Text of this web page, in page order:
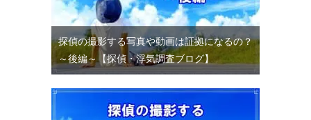
探偵の撮影する写真や動画は証拠になるの？
～後編～【探偵・浮気調査ブログ】